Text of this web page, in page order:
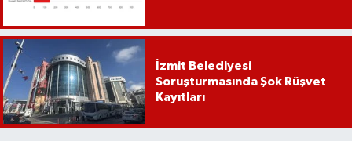
İzmit Belediyesi
Soruşturmasında Şok Rüşvet
Kayıtları